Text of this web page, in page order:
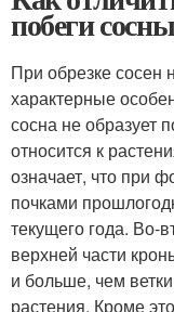
побеги
При обрезке сосен
характерные
сосна не образует
относится к
означает, что при
почками
текущего года. Во-
верхней части
и больше, чем
растения. Кроме